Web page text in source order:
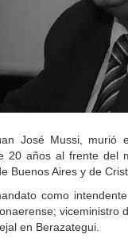
José Mussi,
20 años al frente del
Buenos Aires y de
como
viceministro
en Berazategui.